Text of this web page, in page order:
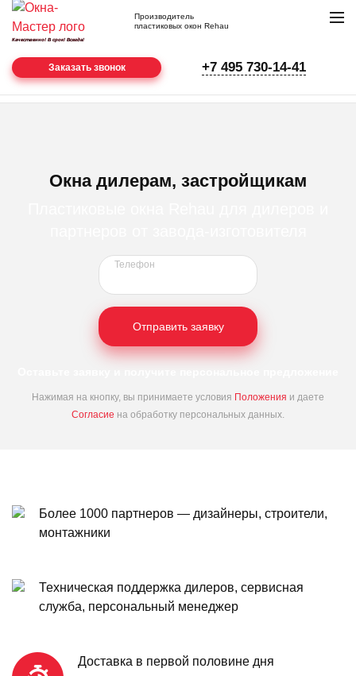
Качественно! В срок! Всегда!
Производитель
пластиковых окон Rehau
Заказать звонок +7 495 730-14-41
Главная Дилерам
Окна дилерам, застройщикам
Телефон
Отправить заявку
Нажимая на кнопку, вы принимаете условия Положения и даете
Согласие на обработку персональных данных.
Более 1000 партнеров — дизайнеры, строители,
монтажники
Техническая поддержка дилеров, сервисная
служба, персональный менеджер
Доставка в первой половине дня